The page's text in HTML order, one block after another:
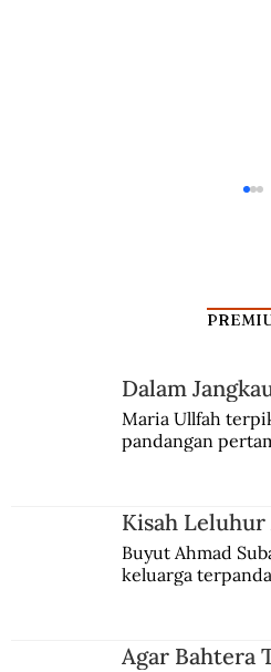
Gincu yang
Dalam
Maria Ullfah
pandangan
Kisah
Buyut Ahmad
keluarga
Agar Bahtera